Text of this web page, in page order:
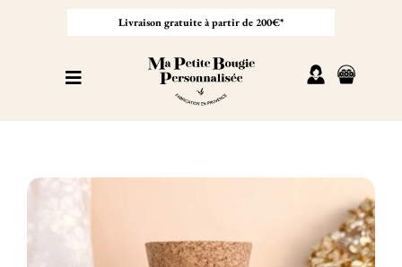
Livraison gratuite à partir de 200€*
Toggle
Personnaliser sa bougie
Nos bougies